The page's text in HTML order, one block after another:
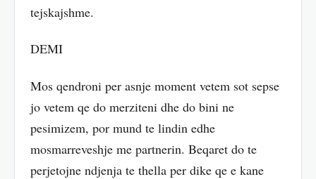
tejskajshme.
DEMI
Mos qendroni per asnje moment vetem sot sepse
jo vetem qe do merziteni dhe do bini ne
pesimizem, por mund te lindin edhe
mosmarreveshje me partnerin. Beqaret do te
perjetojne ndjenja te thella per dike qe e kane